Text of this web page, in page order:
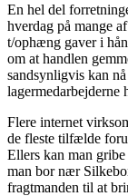
En hel del
hverdag på mange
t/ophæng gaver i
om at handlen
sandsynligvis kan
lagermedarbejderne
Flere internet
de fleste tilfælde
Ellers kan man
man bor nær
fragtmanden til at